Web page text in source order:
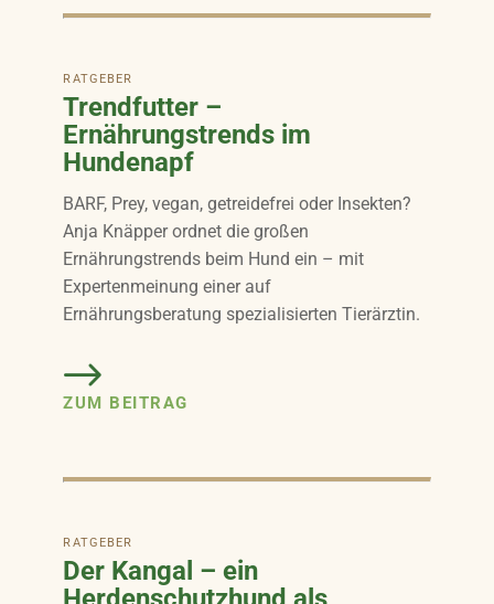
RATGEBER
Trendfutter –
Ernährungstrends im
Hundenapf
BARF, Prey, vegan, getreidefrei oder Insekten?
Anja Knäpper ordnet die großen
Ernährungstrends beim Hund ein – mit
Expertenmeinung einer auf
Ernährungsberatung spezialisierten Tierärztin.
ZUM BEITRAG
RATGEBER
Der Kangal – ein